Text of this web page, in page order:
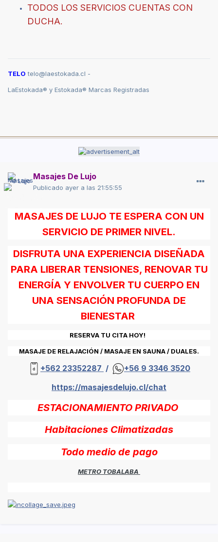
TODOS LOS SERVICIOS CUENTAS CON
DUCHA.
TELO telo@laestokada.cl -
LaEstokada® y Estokada® Marcas Registradas
Masajes De Lujo
Publicado ayer a las 21:55:55
MASAJES DE LUJO TE ESPERA CON UN
SERVICIO DE PRIMER NIVEL.
DISFRUTA UNA EXPERIENCIA DISEÑADA
PARA LIBERAR TENSIONES, RENOVAR TU
ENERGÍA Y ENVOLVER TU CUERPO EN
UNA SENSACIÓN PROFUNDA DE
BIENESTAR
RESERVA TU CITA HOY!
MASAJE DE RELAJACIÓN / MASAJE EN SAUNA / DUALES.
+562 23352287 /
+56 9 3346 3520
https://masajesdelujo.cl/chat
ESTACIONAMIENTO PRIVADO
Habitaciones Climatizadas
Todo medio de pago
METRO TOBALABA